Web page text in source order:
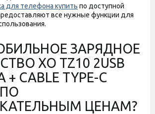
для телефона купить по доступной
все нужные функции для
ЗАРЯДНОЕ
XO TZ10 2USB
+ CABLE TYPE-C
ПО
ЦЕНАМ?